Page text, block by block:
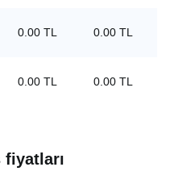
0.00 TL 0.00 TL
0.00 TL 0.00 TL
fiyatları